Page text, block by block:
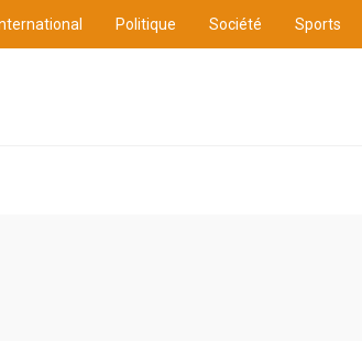
Politique Société Sports